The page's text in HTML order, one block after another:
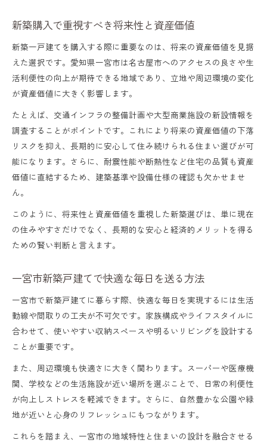
新築購入で重視すべき将来性と資産価値
新築一戸建てを購入する際に重要なのは、将来の資産価値を見据
えた選択です。愛知県一宮市は名古屋市へのアクセスの良さや生
活利便性の向上が期待できる地域であり、立地や周辺環境の変化
が資産価値に大きく影響します。
たとえば、交通インフラの整備計画や大型商業施設の新設情報を
調査することがポイントです。これにより将来の資産価値の下落
リスクを抑え、長期的に安心して住み続けられる住まい選びが可
能になります。さらに、耐震性能や断熱性など住宅の品質も資産
価値に直結するため、建築基準や設備仕様の確認も欠かせませ
ん。
このように、将来性と資産価値を重視した新築選びは、単に現在
の住みやすさだけでなく、長期的な安心と経済的メリットを得る
ための賢い判断と言えます。
一宮市新築戸建てで快適な毎日を送る方法
一宮市で新築戸建てに暮らす際、快適な毎日を実現するには生活
動線や間取りの工夫が不可欠です。家族構成やライフスタイルに
合わせて、使いやすい収納スペースや明るいリビングを設計する
ことが重要です。
また、周辺環境も快適さに大きく関わります。スーパーや医療機
関、学校などの生活施設が近い場所を選ぶことで、日常の利便性
が向上しストレスを軽減できます。さらに、自然豊かな公園や緑
地が近いと心身のリフレッシュにもつながります。
これらを踏まえ、一宮市の地域特性と住まいの設計を融合させる